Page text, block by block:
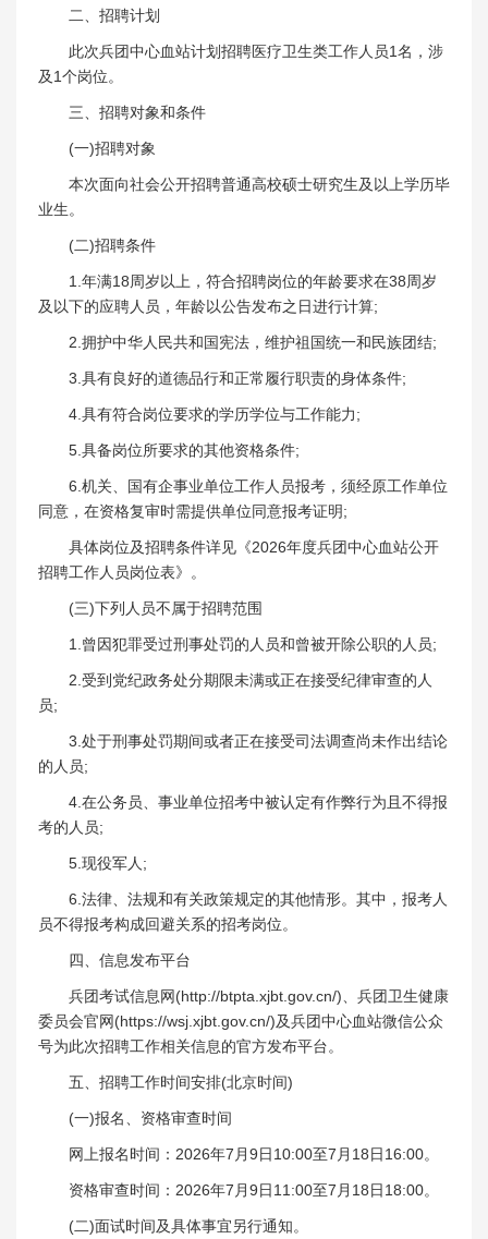
二、招聘计划
此次兵团中心血站计划招聘医疗卫生类工作人员1名，涉
及1个岗位。
三、招聘对象和条件
(一)招聘对象
本次面向社会公开招聘普通高校硕士研究生及以上学历毕
业生。
(二)招聘条件
1.年满18周岁以上，符合招聘岗位的年龄要求在38周岁
及以下的应聘人员，年龄以公告发布之日进行计算;
2.拥护中华人民共和国宪法，维护祖国统一和民族团结;
3.具有良好的道德品行和正常履行职责的身体条件;
4.具有符合岗位要求的学历学位与工作能力;
5.具备岗位所要求的其他资格条件;
6.机关、国有企事业单位工作人员报考，须经原工作单位
同意，在资格复审时需提供单位同意报考证明;
具体岗位及招聘条件详见《2026年度兵团中心血站公开
招聘工作人员岗位表》。
(三)下列人员不属于招聘范围
1.曾因犯罪受过刑事处罚的人员和曾被开除公职的人员;
2.受到党纪政务处分期限未满或正在接受纪律审查的人
员;
3.处于刑事处罚期间或者正在接受司法调查尚未作出结论
的人员;
4.在公务员、事业单位招考中被认定有作弊行为且不得报
考的人员;
5.现役军人;
6.法律、法规和有关政策规定的其他情形。其中，报考人
员不得报考构成回避关系的招考岗位。
四、信息发布平台
兵团考试信息网(http://btpta.xjbt.gov.cn/)、兵团卫生健康
委员会官网(https://wsj.xjbt.gov.cn/)及兵团中心血站微信公众
号为此次招聘工作相关信息的官方发布平台。
五、招聘工作时间安排(北京时间)
(一)报名、资格审查时间
网上报名时间：2026年7月9日10:00至7月18日16:00。
资格审查时间：2026年7月9日11:00至7月18日18:00。
(二)面试时间及具体事宜另行通知。